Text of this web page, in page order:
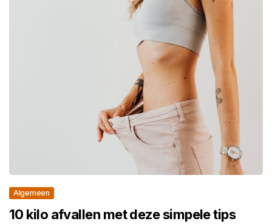
Algemeen
10 kilo afvallen met ​deze simpele tips